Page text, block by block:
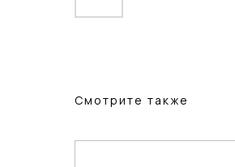
Смотрите также